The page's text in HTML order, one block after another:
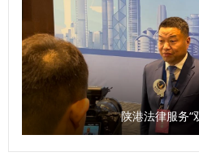
展的高端新型智库，为地方经济
《条例》规定，本省加强哲学社
全教育引导、监督惩治职责明确
系。您如何看待这一规定？ 袁祖
问题，是学术研究的根本。学者
增强学术自律。学术诚信的问题
于一些研究机构。建立健全科研
陕港法律服务“